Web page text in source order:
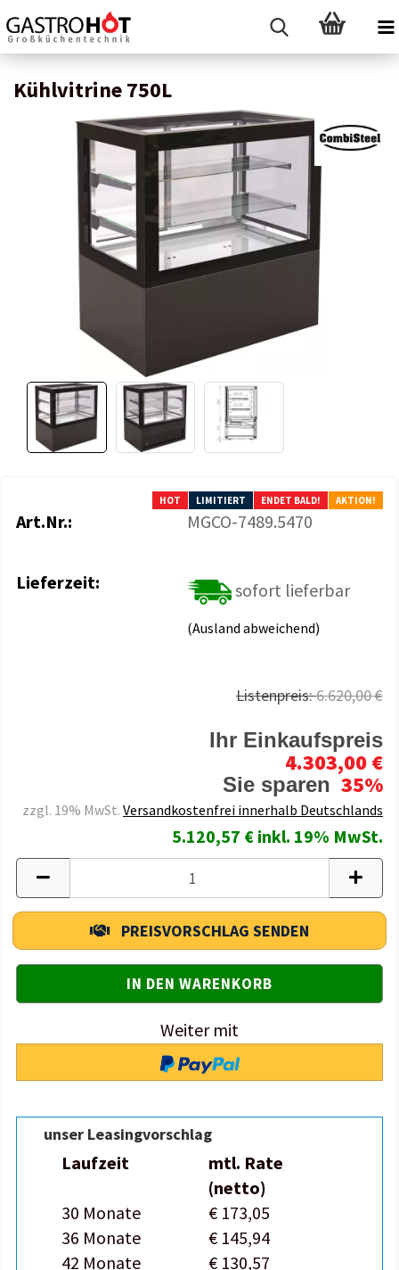
Kühlvitrine 750L
HOT LIMITIERT ENDET BALD! AKTION!
Art.Nr.: MGCO-7489.5470
Lieferzeit: sofort lieferbar
(Ausland abweichend)
Listenpreis:6.620,00 €
Ihr Einkaufspreis
4.303,00 €
Sie sparen 35%
zzgl. 19% MwSt. Versandkostenfrei innerhalb Deutschlands
5.120,57 € inkl. 19% MwSt.
PREISVORSCHLAG SENDEN
Weiter mit
unser Leasingvorschlag
Laufzeit
mtl. Rate
(netto)
30 Monate
€ 173,05
36 Monate
€ 145,94
42 Monate
€ 130,57